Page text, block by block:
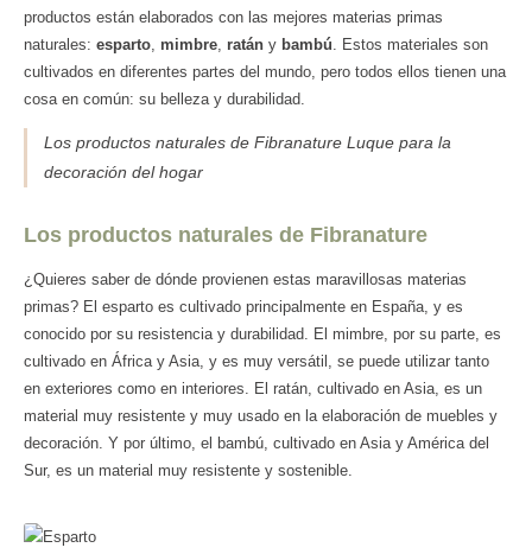
productos están elaborados con las mejores materias primas
naturales: esparto mimbre ratán y bambú . Estos materiales son
cultivados en diferentes partes del mundo, pero todos ellos tienen una
cosa en común: su belleza y durabilidad.
Los productos naturales de Fibranature Luque para la
decoración del hogar
Los productos naturales de Fibranature
¿Quieres saber de dónde provienen estas maravillosas materias
primas? El esparto es cultivado principalmente en España, y es
conocido por su resistencia y durabilidad. El mimbre, por su parte, es
cultivado en África y Asia, y es muy versátil, se puede utilizar tanto
en exteriores como en interiores. El ratán, cultivado en Asia, es un
material muy resistente y muy usado en la elaboración de muebles y
decoración. Y por último, el bambú, cultivado en Asia y América del
Sur, es un material muy resistente y sostenible.